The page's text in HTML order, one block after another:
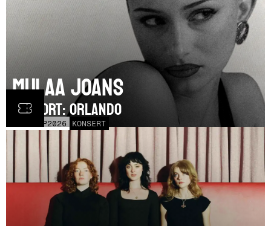
SEP2026 KONSERT
Mulaa Joans
SUPPORT: Orlando